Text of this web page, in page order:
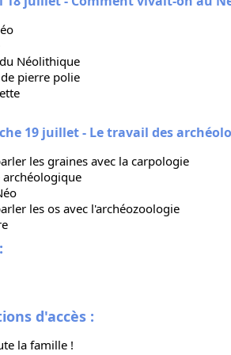
Néolithique
pierre polie
19 juillet - Le travail des
les graines avec la carpologie
archéologique
les os avec l'archéozoologie
d'accès :
la famille !